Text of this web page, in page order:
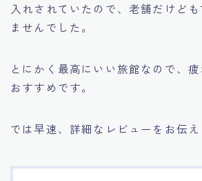
入れされていたので、老舗だけど
ませんでした。
とにかく最高にいい旅館なので、
おすすめです。
では早速、詳細なレビューをお伝え